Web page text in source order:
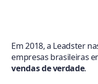
Em 2018, a Leadster
empresas brasileiras
vendas de verdade.